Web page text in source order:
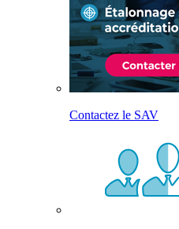
Contactez le SAV